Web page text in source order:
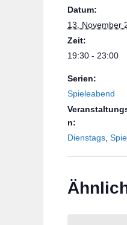
Datum:
13. November
Zeit:
19:30 - 23:00
Serien:
Spieleabend
n:
Dienstags